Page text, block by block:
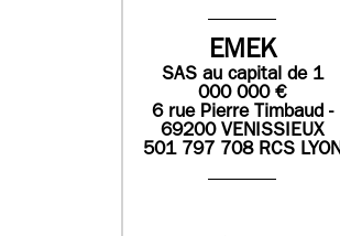
EMEK
SASau capital de 1
000 000€
6 rue Pierre Timbaud -
69200 VENISSIEUX
501 797 708 RCS